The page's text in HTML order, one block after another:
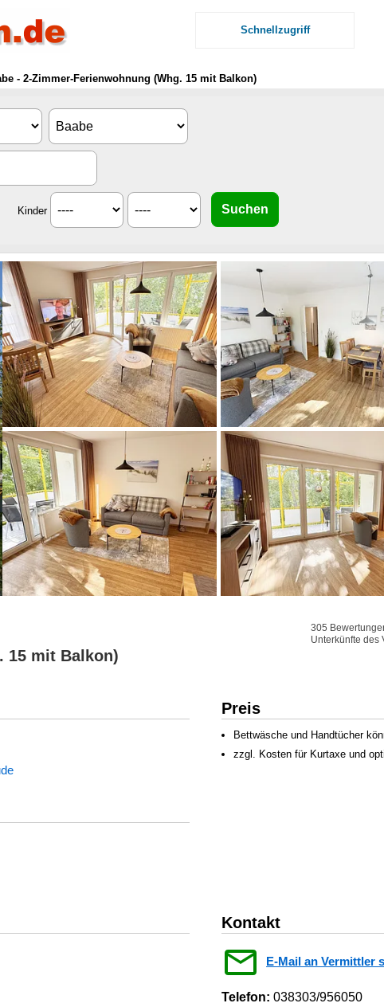
Schnellzugriff
- 2-Zimmer-Ferienwohnung (Whg. 15 mit Balkon)
Kinder
15 mit Balkon)
305
Unterkünfte des
Preis
Bettwäsche und Handtücher
zzgl. Kosten für Kurtaxe und
Kontakt
E-Mail an Vermittler
Telefon: 038303/956050